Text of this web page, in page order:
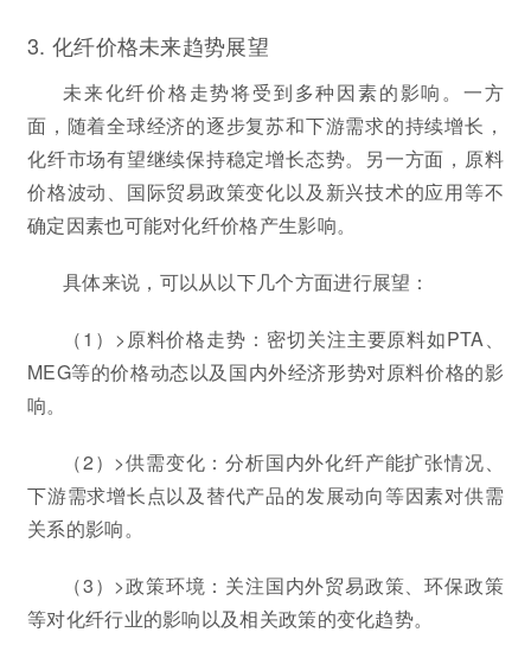
3. 化纤价格未来趋势展望
未来化纤价格走势将受到多种因素的影响。一方
面，随着全球经济的逐步复苏和下游需求的持续增长，
化纤市场有望继续保持稳定增长态势。另一方面，原料
价格波动、国际贸易政策变化以及新兴技术的应用等不
确定因素也可能对化纤价格产生影响。
具体来说，可以从以下几个方面进行展望：
（1）>原料价格走势：密切关注主要原料如PTA、
MEG等的价格动态以及国内外经济形势对原料价格的影
响。
（2）>供需变化：分析国内外化纤产能扩张情况、
下游需求增长点以及替代产品的发展动向等因素对供需
关系的影响。
（3）>政策环境：关注国内外贸易政策、环保政策
等对化纤行业的影响以及相关政策的变化趋势。